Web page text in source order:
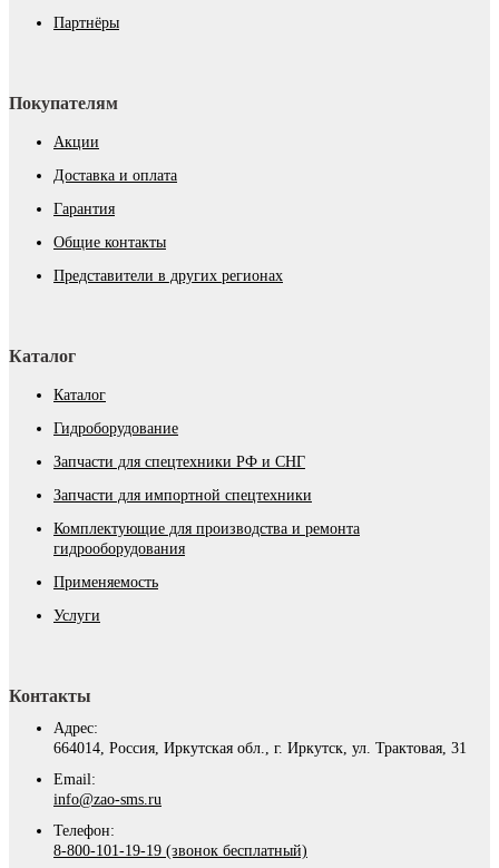
Партнёры
Покупателям
Акции
Доставка и оплата
Гарантия
Общие контакты
Представители в других регионах
Каталог
Каталог
Гидроборудование
Запчасти для спецтехники РФ и СНГ
Запчасти для импортной спецтехники
Комплектующие для производства и ремонта
гидрооборудования
Применяемость
Услуги
Контакты
Адрес:
664014, Россия, Иркутская обл., г. Иркутск, ул. Трактовая, 31
Email:
info@zao-sms.ru
Телефон:
8-800-101-19-19 (звонок бесплатный)